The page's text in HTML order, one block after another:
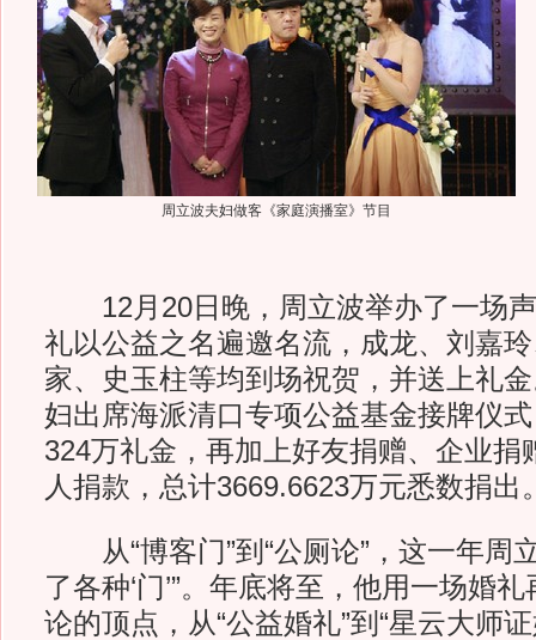
周立波夫妇做客《家庭演播室》节目
12月20日晚，周立波举办了一场声
礼以公益之名遍邀名流，成龙、刘嘉
家、史玉柱等均到场祝贺，并送上礼
妇出席海派清口专项公益基金接牌仪
324万礼金，再加上好友捐赠、企业捐
人捐款，总计3669.6623万元悉数捐出
从“博客门”到“公厕论”，这一年周
了各种‘门’”。年底将至，他用一场婚
论的顶点，从“公益婚礼”到“星云大师